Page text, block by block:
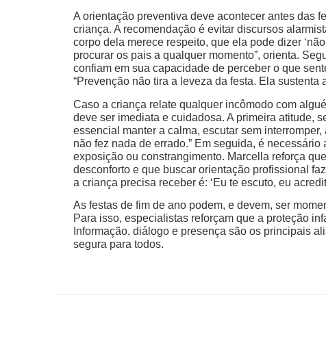
A orientação preventiva deve acontecer antes das
criança. A recomendação é evitar discursos
corpo dela merece respeito, que ela pode dizer
procurar os pais a qualquer momento”, orienta.
confiam em sua capacidade de perceber o que
“Prevenção não tira a leveza da festa. Ela sustenta
Caso a criança relate qualquer incômodo com
deve ser imediata e cuidadosa. A primeira atitude,
essencial manter a calma, escutar sem
não fez nada de errado.” Em seguida, é
exposição ou constrangimento. Marcella reforça
desconforto e que buscar orientação profissional
a criança precisa receber é: ‘Eu te escuto, eu
As festas de fim de ano podem, e devem, ser
Para isso, especialistas reforçam que a proteção
Informação, diálogo e presença são os principais
segura para todos.